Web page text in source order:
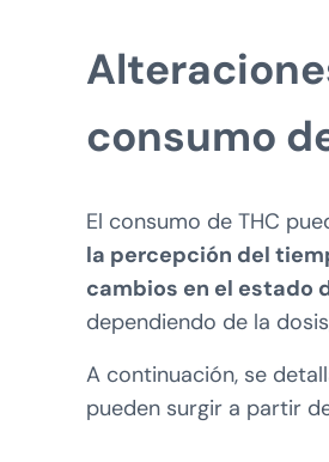
consumo
El consumo de THC
la percepción del
cambios en el estado
dependiendo de la
A continuación, se
pueden surgir a partir